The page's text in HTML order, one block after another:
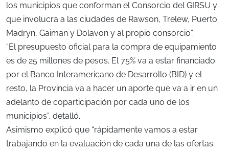
los municipios que conforman el Consorcio del GIRSU y
que involucra a las ciudades de Rawson, Trelew, Puerto
Madryn, Gaiman y Dolavon y al propio consorcio”.
“El presupuesto oficial para la compra de equipamiento
es de 25 millones de pesos. El 75% va a estar financiado
por el Banco Interamericano de Desarrollo (BID) y el
resto, la Provincia va a hacer un aporte que va a ir en un
adelanto de coparticipación por cada uno de los
municipios”, detalló.
Asimismo explicó que “rápidamente vamos a estar
trabajando en la evaluación de cada una de las ofertas